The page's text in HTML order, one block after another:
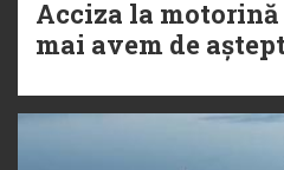
Acciza la motorină
mai avem de